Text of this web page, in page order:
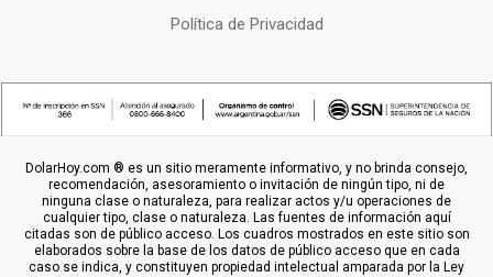
Política de Privacidad
DolarHoy.com ® es un sitio meramente informativo, y no brinda consejo,
recomendación, asesoramiento o invitación de ningún tipo, ni de
ninguna clase o naturaleza, para realizar actos y/u operaciones de
cualquier tipo, clase o naturaleza. Las fuentes de información aquí
citadas son de público acceso. Los cuadros mostrados en este sitio son
elaborados sobre la base de los datos de público acceso que en cada
caso se indica, y constituyen propiedad intelectual amparada por la Ley